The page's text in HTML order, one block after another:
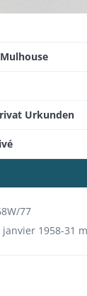
Urkunden
77
janvier 1958-31